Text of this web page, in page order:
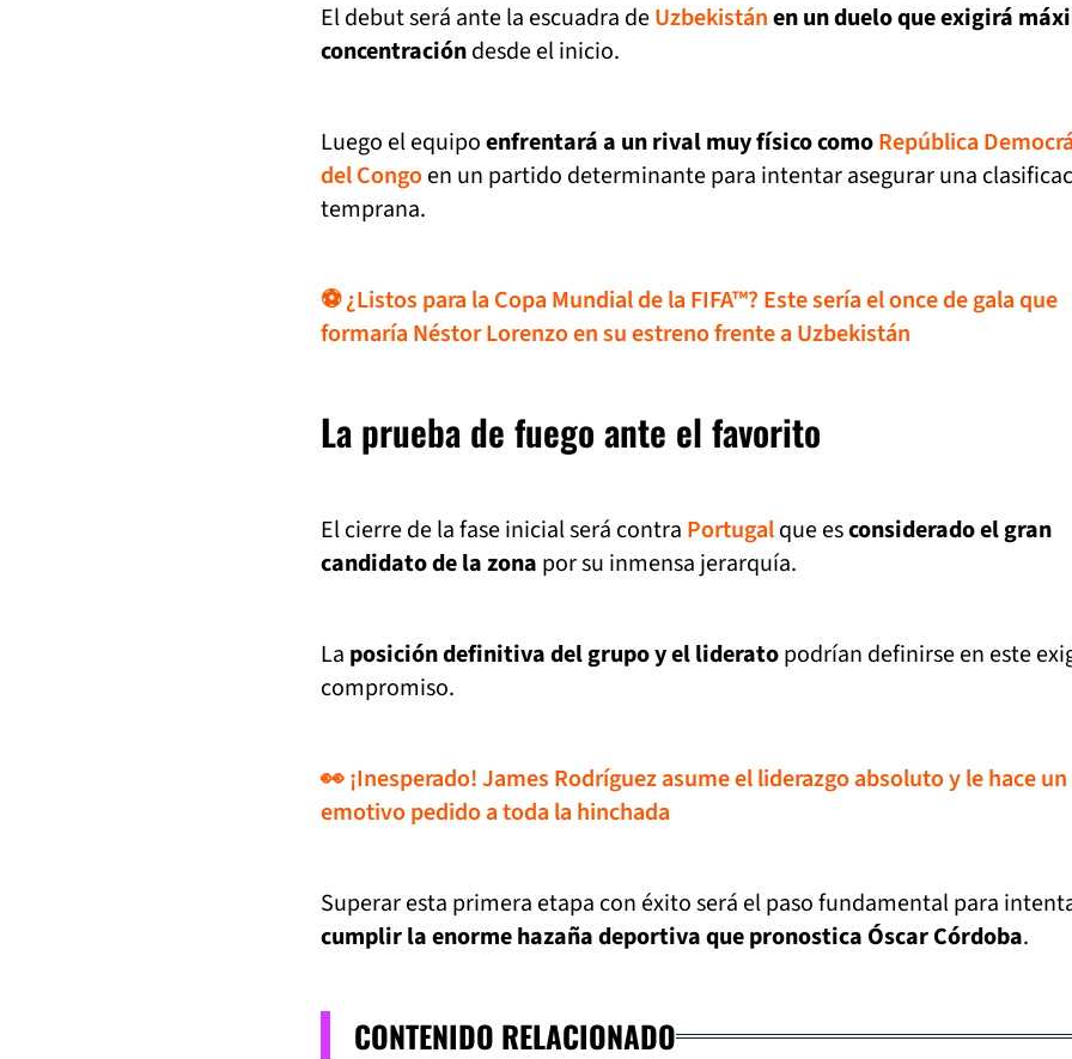
El debut será ante la escuadra deUzbekistánen un duelo que exigirá
concentracióndesde el inicio.
Luego el equipoenfrentará a un rival muy físico comoRepública
del Congoen un partido determinante para intentar asegurar una
temprana.
⚽ ¿Listos para la Copa Mundial de la FIFA™? Este sería el once de gala que
formaría Néstor Lorenzo en su estreno frente a Uzbekistán
La prueba de fuego ante el favorito
El cierre de la fase inicial será contra Portugalque esconsiderado el gran
candidato de la zona por su inmensa jerarquía.
La posición definitiva del grupo y el lideratopodrían definirse en este
compromiso.
👀 ¡Inesperado! James Rodríguez asume el liderazgo absoluto y le hace un
emotivo pedido a toda la hinchada
Superar esta primera etapa con éxito será el paso fundamental para
cumplir la enorme hazaña deportiva que pronostica Óscar Córdoba.
CONTENIDO RELACIONADO